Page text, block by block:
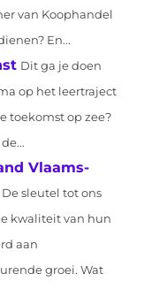
van Koophandel
En...
Dit ga je doen
op het leertraject
toekomst op zee?
Vlaams-
sleutel tot ons
kwaliteit van hun
aan
groei. Wat